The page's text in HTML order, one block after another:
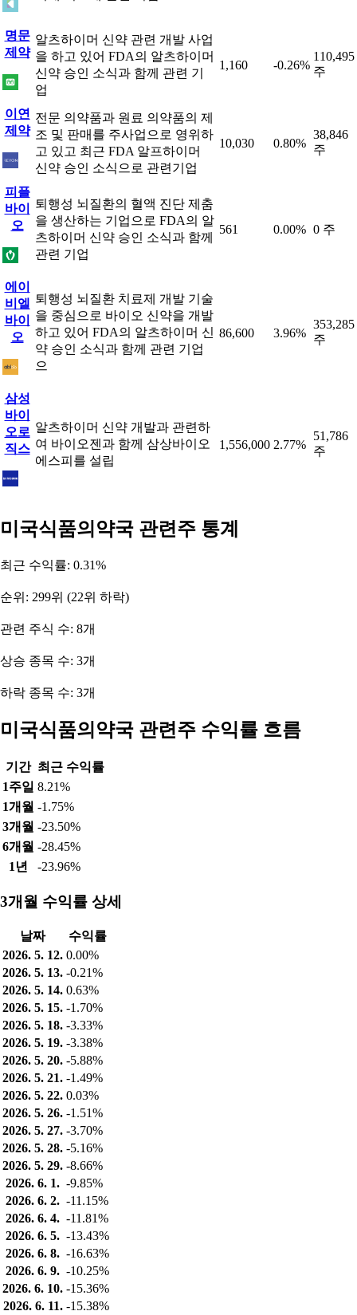
명문
제약
알츠하이머 신약 관련 개발 사업
을 하고 있어 FDA의 알츠하이머
신약 승인 소식과 함께 관련 기
업
1,160 -0.26%
110,495
주
이연
제약
전문 의약품과 원료 의약품의 제
조 및 판매를 주사업으로 영위하
고 있고 최근 FDA 알프하이머
신약 승인 소식으로 관련기업
10,030 0.80%
38,846
주
피플
바이
오
퇴행성 뇌질환의 혈액 진단 제춤
을 생산하는 기업으로 FDA의 알
츠하이머 신약 승인 소식과 함께
관련 기업
561 0.00% 0 주
에이
비엘
바이
오
퇴행성 뇌질환 치료제 개발 기술
을 중심으로 바이오 신약을 개발
하고 있어 FDA의 알츠하이머 신
약 승인 소식과 함께 관련 기업
으
86,600 3.96%
353,285
주
삼성
바이
오로
직스
알츠하이머 신약 개발과 관련하
여 바이오젠과 함께 삼상바이오
에스피를 설립
1,556,000 2.77%
51,786
주
미국식품의약국 관련주 통계
최근 수익률: 0.31%
순위: 299위 (22위 하락)
관련 주식 수: 8개
상승 종목 수: 3개
하락 종목 수: 3개
미국식품의약국 관련주 수익률 흐름
기간 최근 수익률
1주일 8.21%
1개월 -1.75%
3개월 -23.50%
6개월 -28.45%
1년
-23.96%
3개월 수익률 상세
날짜
수익률
2026. 5. 12. 0.00%
2026. 5. 13. -0.21%
2026. 5. 14. 0.63%
2026. 5. 15. -1.70%
2026. 5. 18. -3.33%
2026. 5. 19. -3.38%
2026. 5. 20. -5.88%
2026. 5. 21. -1.49%
2026. 5. 22. 0.03%
2026. 5. 26. -1.51%
2026. 5. 27. -3.70%
2026. 5. 28. -5.16%
2026. 5. 29. -8.66%
2026. 6. 1. -9.85%
2026. 6. 2. -11.15%
2026. 6. 4. -11.81%
2026. 6. 5. -13.43%
2026. 6. 8. -16.63%
2026. 6. 9. -10.25%
2026. 6. 10. -15.36%
2026. 6. 11. -15.38%